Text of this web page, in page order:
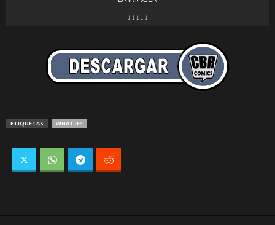
↓↓↓↓↓
ETIQUETAS WHAT IF?